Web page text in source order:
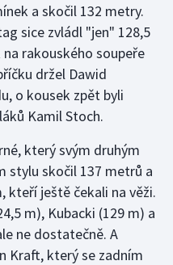
a skočil 132 metry.
sice zvládl "jen" 128,5
rakouského soupeře
držel Dawid
o kousek zpět byli
Kamil Stoch.
který svým druhým
stylu skočil 137 metrů a
kteří ještě čekali na věži.
m), Kubacki (129 m) a
ne dostatečně. A
Kraft, který se zadním